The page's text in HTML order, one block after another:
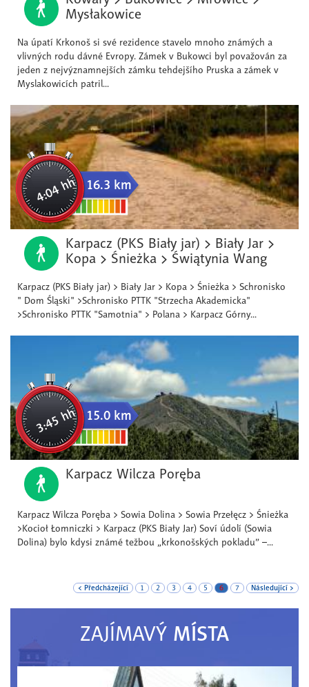
Mysłakowice
Na úpatí Krkonoš si své rezidence stavelo mnoho známých a
vlivných rodu dávné Evropy. Zámek v Bukowci byl považován za
jeden z nejvýznamnejších zámku tehdejšího Pruska a zámek v
Myslakowicích patril...
4:04 hh 16.3 km
Karpacz (PKS Biały jar) > Biały Jar >
Kopa > Śnieżka > Świątynia Wang
Karpacz (PKS Biały jar) > Biały Jar > Kopa > Śnieżka > Schronisko
" Dom Śląski" >Schronisko PTTK "Strzecha Akademicka"
>Schronisko PTTK "Samotnia" > Polana > Karpacz Górny...
3:45 hh 15.0 km
Karpacz Wilcza Poręba
Karpacz Wilcza Poręba > Sowia Dolina > Sowia Przełęcz > Śnieżka
>Kocioł Łomniczki > Karpacz (PKS Biały Jar) Soví údolí (Sowia
Dolina) bylo kdysi známé težbou „krkonošských pokladu” –...
< Předcházející 1 2 3 4 5 6 7 Následující >
ZAJÍMAVÝ MÍSTA